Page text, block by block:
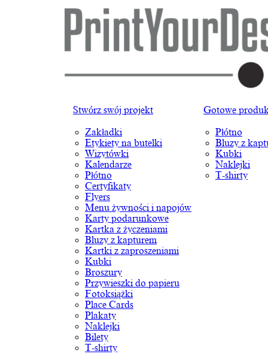
Stwórz swój projekt
Zakładki
Etykiety na butelki
Wizytówki
Kalendarze
Płótno
Certyfikaty
Flyers
Menu żywności i napojów
Karty podarunkowe
Kartka z życzeniami
Bluzy z kapturem
Kartki z zaproszeniami
Kubki
Broszury
Przywieszki do papieru
Fotoksiążki
Place Cards
Plakaty
Naklejki
Bilety
T-shirty
Gotowe
Płótno
Bluzy z
Kubki
Naklejki
T-shirty